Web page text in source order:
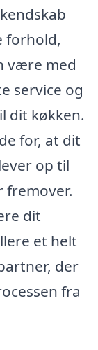
forhold,
være med
service og
dit køkken.
for, at dit
op til
fremover.
dit
et helt
der
fra